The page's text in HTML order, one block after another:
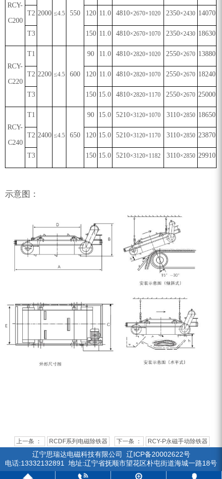
RCY-
C200
2000 ≤4.5 550
T2 120 11.0 4810×2670×1020 2350×2430 14070
T3 150 11.0 4810×2670×1070 2350×2430 18630
RCY-
C220
T1
2200 ≤4.5 600
90 11.0 4810×2820×1020 2550×2670 13880
T2 120 11.0 4810×2820×1070 2550×2670 18240
T3 150 15.0 4810×2820×1170 2550×2670 25000
RCY-
C240
T1
2400 ≤4.5 650
90 15.0 5210×3120×1070 3110×2850 18650
T2 120 15.0 5210×3120×1170 3110×2850 23870
T3 150 15.0 5210×3120×1182 3110×2850 29910
示意图：
上一条 ： RCDF系列电磁除铁器 下一条 ： RCY-P永磁手动除铁器
辽宁思瑞达电磁科技有限公司 辽ICP备20002622号
电话:13332132891 地址:辽宁省抚顺市望花区朴屯街道海城一路18号